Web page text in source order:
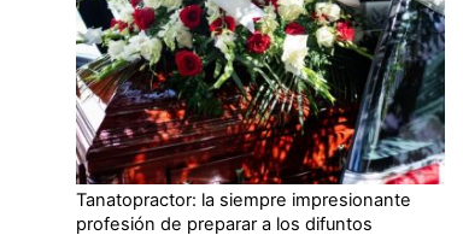
Tanatopractor: la siempre impresionante
profesión de preparar a los difuntos